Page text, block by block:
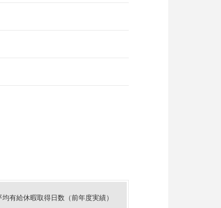
均有給休暇取得日数（前年度実績）